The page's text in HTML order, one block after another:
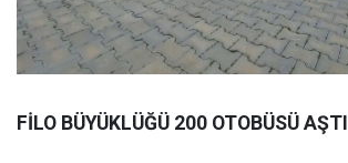
FİLO BÜYÜKLÜĞÜ 200 OTOBÜSÜ AŞTI